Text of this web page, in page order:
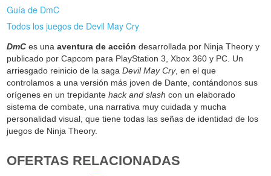
Guía de DmC
Todos los juegos de Devil May Cry
DmC es unaaventura de acción desarrollada por Ninja Theory y
publicado por Capcom para PlayStation 3, Xbox 360 y PC. Un
arriesgado reinicio de la sagaDevil May Cry, en el que
controlamos a una versión más joven de Dante, contándonos sus
orígenes en un trepidantehack and slash con un elaborado
sistema de combate, una narrativa muy cuidada y mucha
personalidad visual, que tiene todas las señas de identidad de los
juegos de Ninja Theory.
OFERTAS RELACIONADAS